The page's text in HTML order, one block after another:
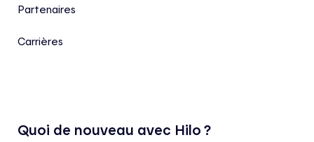
Partenaires
Carrières
Quoi de nouveau avec Hilo ?